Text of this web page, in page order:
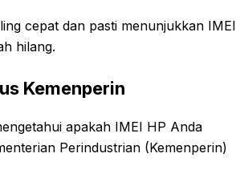
cepat dan pasti menunjukkan IMEI
hilang.
Kemenperin
apakah IMEI HP Anda
Perindustrian (Kemenperin)